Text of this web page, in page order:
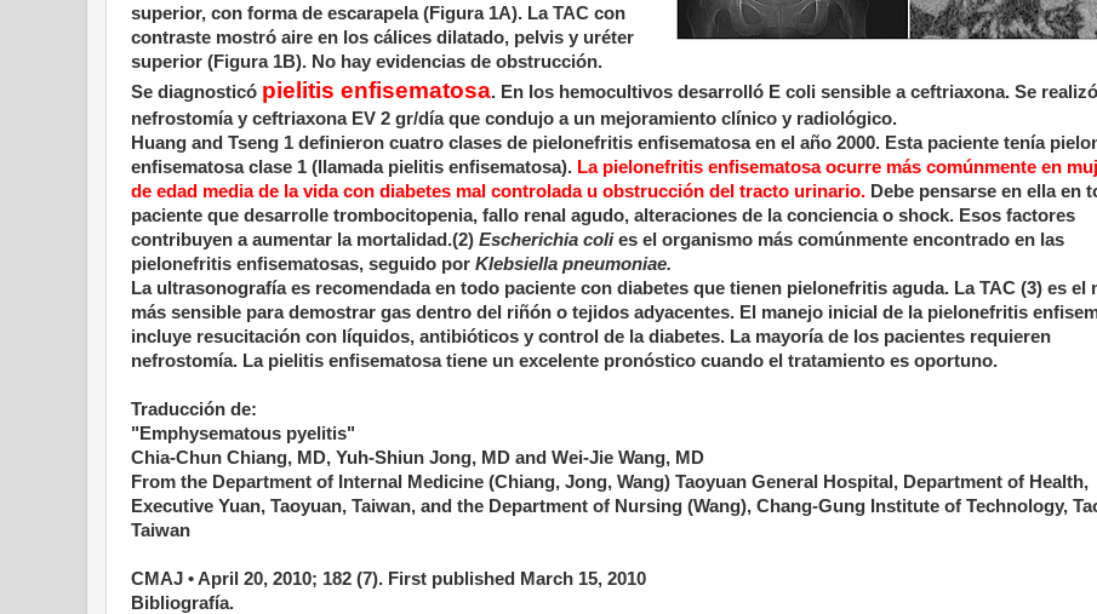
superior, con forma de escarapela (Figura 1A). La TAC con
contraste mostró aire en los cálices dilatado, pelvis y uréter
superior (Figura 1B). No hay evidencias de obstrucción.
Se diagnosticó pielitis enfisematosa. En los hemocultivos desarrolló E coli sensible a ceftriaxona. Se realizó
nefrostomía y ceftriaxona EV 2 gr/día que condujo a un mejoramiento clínico y radiológico.
Huang and Tseng 1 definieron cuatro clases de pielonefritis enfisematosa en el año 2000. Esta paciente tenía
enfisematosa clase 1 (llamada pielitis enfisematosa). La pielonefritis enfisematosa ocurre más comúnmente en
de edad media de la vida con diabetes mal controlada u obstrucción del tracto urinario. Debe pensarse en ella en
paciente que desarrolle trombocitopenia, fallo renal agudo, alteraciones de la conciencia o shock. Esos factores
contribuyen a aumentar la mortalidad.(2) Escherichia colies el organismo más comúnmente encontrado en las
pielonefritis enfisematosas, seguido por Klebsiella pneumoniae.
La ultrasonografía es recomendada en todo paciente con diabetes que tienen pielonefritis aguda. La TAC (3) es el
más sensible para demostrar gas dentro del riñón o tejidos adyacentes. El manejo inicial de la pielonefritis
incluye resucitación con líquidos, antibióticos y control de la diabetes. La mayoría de los pacientes requieren
nefrostomía. La pielitis enfisematosa tiene un excelente pronóstico cuando el tratamiento es oportuno.
Traducción de:
"Emphysematous pyelitis"
Chia-Chun Chiang, MD, Yuh-Shiun Jong, MD and Wei-Jie Wang, MD
From the Department of Internal Medicine (Chiang, Jong, Wang) Taoyuan General Hospital, Department of Health,
Executive Yuan, Taoyuan, Taiwan, and the Department of Nursing (Wang), Chang-Gung Institute of Technology,
Taiwan
CMAJ • April 20, 2010; 182 (7). First published March 15, 2010
Bibliografía.